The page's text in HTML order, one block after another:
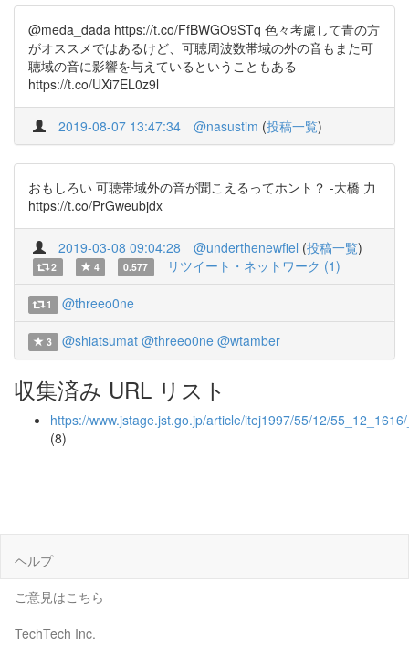
@meda_dada https://t.co/FfBWGO9STq 色々考慮して青の方
がオススメではあるけど、可聴周波数帯域の外の音もまた可
聴域の音に影響を与えているということもある
https://t.co/UXi7EL0z9l
2019-08-07 13:47:34 @nasustim (投稿一覧)
おもしろい 可聴帯域外の音が聞こえるってホント？ -大橋 力
https://t.co/PrGweubjdx
2019-03-08 09:04:28 @underthenewfiel (投稿一覧)
2 4 0.577 リツイート・ネットワーク (1)
1 @threeo0ne
3 @shiatsumat @threeo0ne @wtamber
収集済み URL リスト
https://www.jstage.jst.go.jp/article/itej1997/55/12/
(8)
ヘルプ
ご意見はこちら
TechTech Inc.